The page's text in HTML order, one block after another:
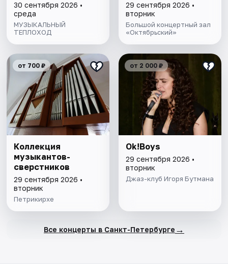
30 сентября 2026 •
среда
МУЗЫКАЛЬНЫЙ
ТЕПЛОХОД
29 сентября 2026 •
вторник
Большой концертный зал
«Октябрьский»
от 700 ₽
Коллекция
музыкантов-
сверстников
29 сентября 2026 •
вторник
Петрикирхе
от 2 000 ₽
Ok!Boys
29 сентября 2026 •
вторник
Джаз-клуб Игоря Бутмана
Все концерты в Санкт-Петербурге →